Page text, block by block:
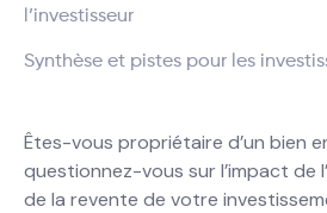
l’investisseur
Synthèse et pistes pour les
Êtes-vous propriétaire d’un bien
questionnez-vous sur l’impact de
de la revente de votre